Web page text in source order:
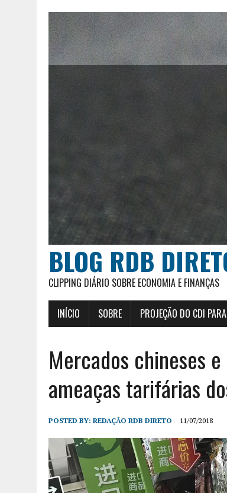
BLOG RDB
CLIPPING DIÁRIO SOBRE ECONOMIA E FINANÇAS
INÍCIO SOBRE PROJEÇÃO DO CDI
Mercados chineses
ameaças tarifárias
POSTED BY: REDAÇÃO RDB DIRETO 11/07/2018